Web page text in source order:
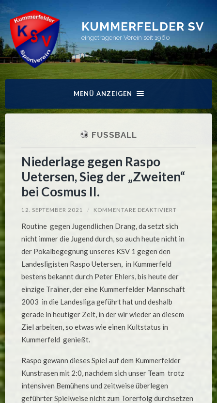
KUMMERFELDER SV
eingetragener Verein seit 1960
MENÜ ANZEIGEN
FUSSBALL
Niederlage gegen Raspo
Uetersen, Sieg der „Zweiten“
bei Cosmus II.
12. SEPTEMBER 2021 / KOMMENTARE DEAKTIVIERT
RASPO
SIEG
Routine gegen Jugendlichen Drang, da setzt sich
nicht immer die Jugend durch, so auch heute nicht in
der Pokalbegegnung unseres KSV 1 gegen den
Landesligisten Raspo Uetersen, in Kummerfeld
bestens bekannt durch Peter Ehlers, bis heute der
einzige Trainer, der eine Kummerfelder Mannschaft
2003 in die Landesliga geführt hat und deshalb
gerade in heutiger Zeit, in der wir wieder an diesem
Ziel arbeiten, so etwas wie einen Kultstatus in
Kummerfeld genießt.
Raspo gewann dieses Spiel auf dem Kummerfelder
Kunstrasen mit 2:0, nachdem sich unser Team trotz
intensiven Bemühens und zeitweise überlegen
geführter Spielweise nicht zum Torerfolg durchsetzen